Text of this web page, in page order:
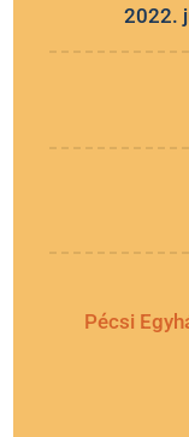
2022.
Pécsi